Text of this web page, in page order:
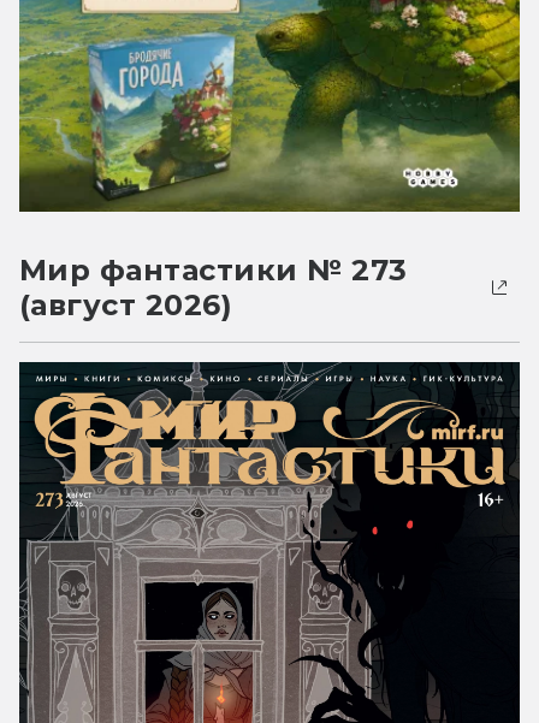
Мир фантастики № 273
(август 2026)